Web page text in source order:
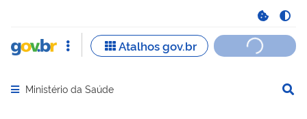
Abrir menu principal de navegação
Ministério da Saúde